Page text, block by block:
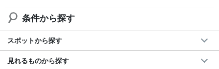
歩くコースもわずかにしてあり、疲れない、でも本格的なジャン
グルなので満喫できること間違いなし！
条件から探す
スポットから探す
見れるものから探す